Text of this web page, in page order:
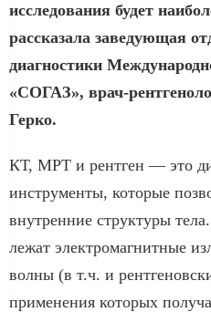
исследования будет
рассказала заведующая
диагностики
«СОГАЗ», врач-
Герко.
КТ, МРТ и рентген — это
инструменты, которые
внутренние структуры
лежат электромагнитные
волны (в т.ч. и
применения которых